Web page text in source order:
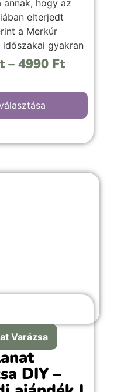
annak, hogy az
elterjedt
a Merkúr
gyakran
félreértéseket és
dolgokba
ügyeket
késéseket,
terveket?
– 4990 Ft
Varázsa
DIY –